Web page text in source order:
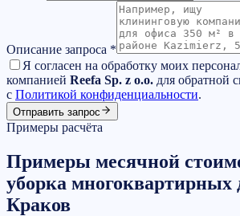
Описание запроса *
Я согласен на обработку моих
компанией Reefa Sp. z o.o. для обратной
с Политикой конфиденциальности.
Отправить запрос
Примеры расчёта
Примеры месячной
уборка многоквартирных
Краков